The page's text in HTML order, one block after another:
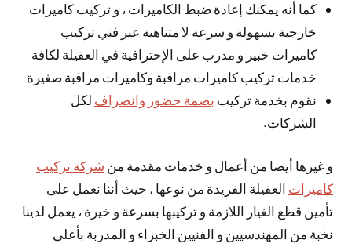
كما أنه يمكنك إعادة ضبط الكاميرات ، و تركيب كاميرات
خارجية بسهولة و سرعة لا متناهية عبر فني تركيب
كاميرات خبير و مدرب على الإحترافية في العقيلة لكافة
خدمات تركيب كاميرات مراقبة وكاميرات مراقبة صغيرة
نقوم بخدمة تركيب بصمة حضور وانصراف لكل
الشركات.
و غيرها أيضا من أعمال و خدمات مقدمة من شركة تركيب
كاميرات العقيلة الفريدة من نوعها ، حيث أننا نعمل على
تأمين قطع الغيار اللازمة و تركيبها بسرعة و خيرة ، يعمل لدينا
نخبة من المهندسيين و الفنيين الخبراء و المدربة بأعلى